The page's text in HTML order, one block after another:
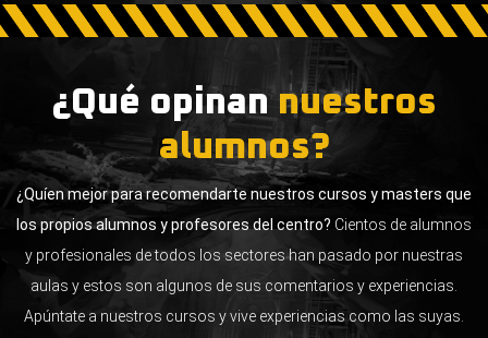
¿Qué opinannuestros
alumnos?
¿Quíen mejor para recomendarte nuestros cursos y masters que
los propios alumnos y profesores del centro? Cientos de alumnos
y profesionales de todos los sectores han pasado por nuestras
aulas y estos son algunos de sus comentarios y experiencias.
Apúntate a nuestros cursos y vive experiencias como las suyas.